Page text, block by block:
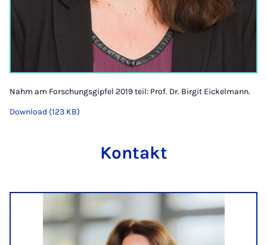
Nahm am Forschungsgipfel 2019 teil: Prof. Dr. Birgit Eickelmann.
Download (123 KB)
Kontakt